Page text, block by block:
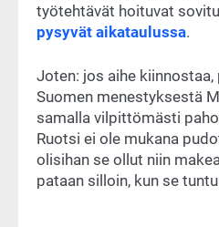
työtehtävät hoituvat
pysyvät aikataulussa.
Joten: jos aihe
Suomen menestyksestä
samalla vilpittömästi
Ruotsi ei ole mukana
olisihan se ollut niin
pataan silloin, kun se